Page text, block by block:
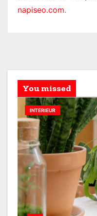
napiseo.com.
You missed
INTERIEUR